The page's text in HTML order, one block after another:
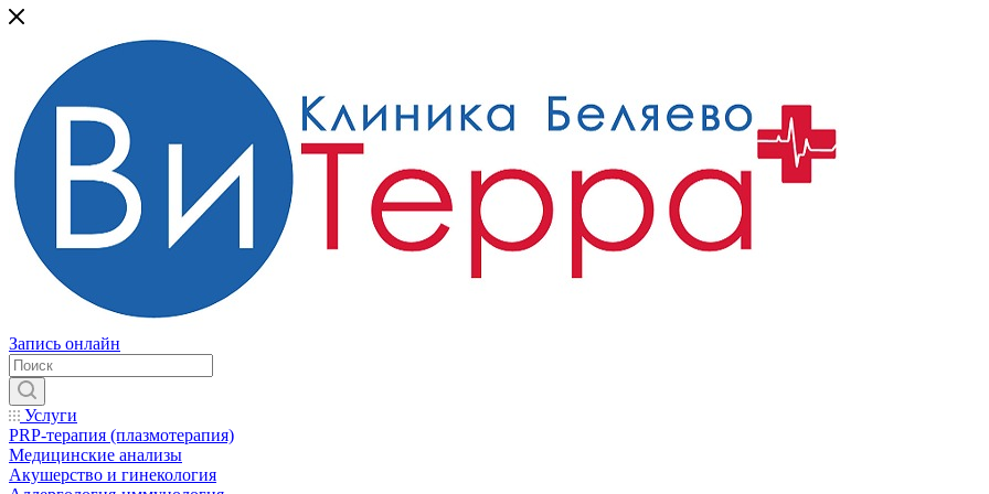
Запись онлайн
Услуги
PRP-терапия (плазмотерапия)
Медицинские анализы
Акушерство и гинекология